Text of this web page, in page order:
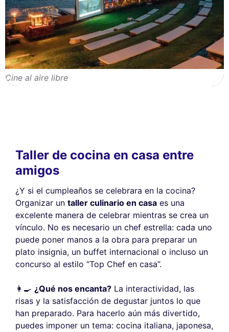
Cine al aire libre
Taller de cocina en casa entre
amigos
¿Y si el cumpleaños se celebrara en la cocina?
Organizar un taller culinario en casa es una
excelente manera de celebrar mientras se crea un
vínculo. No es necesario un chef estrella: cada uno
puede poner manos a la obra para preparar un
plato insignia, un buffet internacional o incluso un
concurso al estilo “Top Chef en casa”.
👩‍🍳 ¿Qué nos encanta? La interactividad, las
risas y la satisfacción de degustar juntos lo que
han preparado. Para hacerlo aún más divertido,
puedes imponer un tema: cocina italiana, japonesa,